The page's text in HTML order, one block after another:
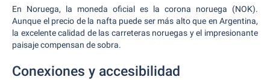
En Noruega, la moneda oficial es la corona noruega (NOK).
Aunque el precio de la nafta puede ser más alto que en Argentina,
la excelente calidad de las carreteras noruegas y el impresionante
paisaje compensan de sobra.
Conexiones y accesibilidad